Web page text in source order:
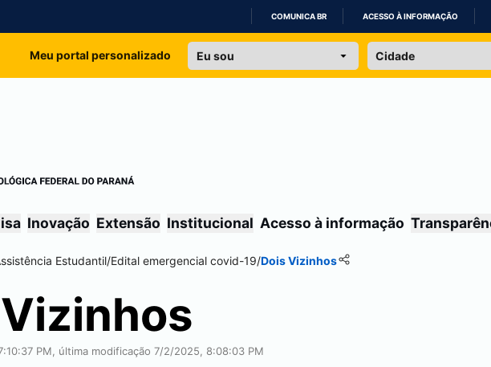
IR
COMUNICA BR ACESSO À INFORMAÇÃO
Meu portal personalizado
Inovação Extensão Institucional Acesso à informação
Estudantil/Edital emergencial covid-19/Dois Vizinhos
PM, última modificação 7/2/2025, 8:08:03 PM